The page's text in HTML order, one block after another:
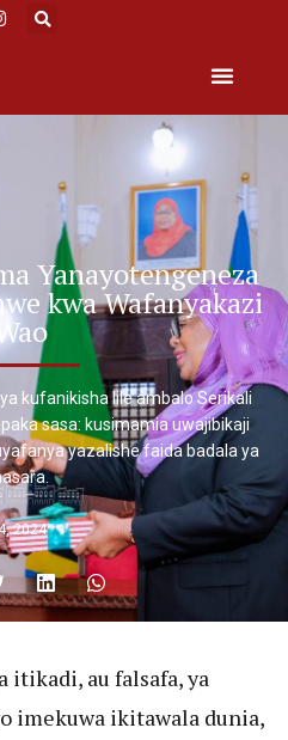
Yanayotengeneza
kwa Wafanyakazi
Wao
kufanikisha lile ambalo Serikali
sasa: kusimamia uwajibikaji
yazalishe faida badala ya
2024
itikadi, au falsafa, ya
imekuwa ikitawala dunia,